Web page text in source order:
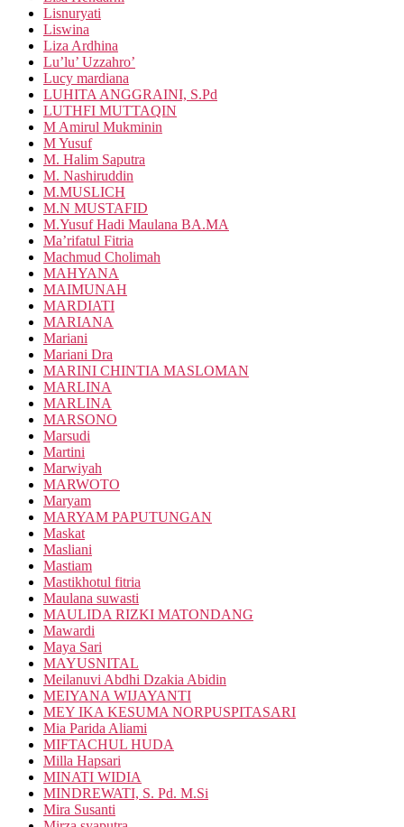
Lisnuryati
Liswina
Liza Ardhina
Lu’lu’ Uzzahro’
Lucy mardiana
LUHITA ANGGRAINI, S.Pd
LUTHFI MUTTAQIN
M Amirul Mukminin
M Yusuf
M. Halim Saputra
M. Nashiruddin
M.MUSLICH
M.N MUSTAFID
M.Yusuf Hadi Maulana BA.MA
Ma’rifatul Fitria
Machmud Cholimah
MAHYANA
MAIMUNAH
MARDIATI
MARIANA
Mariani
Mariani Dra
MARINI CHINTIA MASLOMAN
MARLINA
MARLINA
MARSONO
Marsudi
Martini
Marwiyah
MARWOTO
Maryam
MARYAM PAPUTUNGAN
Maskat
Masliani
Mastiam
Mastikhotul fitria
Maulana suwasti
MAULIDA RIZKI MATONDANG
Mawardi
Maya Sari
MAYUSNITAL
Meilanuvi Abdhi Dzakia Abidin
MEIYANA WIJAYANTI
MEY IKA KESUMA NORPUSPITASARI
Mia Parida Aliami
MIFTACHUL HUDA
Milla Hapsari
MINATI WIDIA
MINDREWATI, S. Pd. M.Si
Mira Susanti